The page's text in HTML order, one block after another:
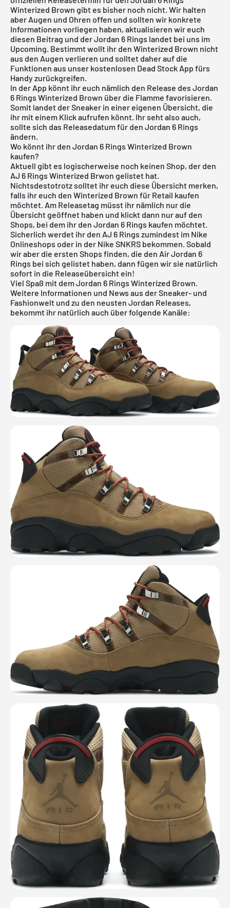
Winterized Brown gibt es bisher noch nicht. Wir halten
aber Augen und Ohren offen und sollten wir konkrete
Informationen vorliegen haben, aktualisieren wir euch
diesen Beitrag und der Jordan 6 Rings landet bei uns im
Upcoming. Bestimmt wollt ihr den Winterized Brown nicht
aus den Augen verlieren und solltet daher auf die
Funktionen aus unser kostenlosen Dead Stock App fürs
Handy zurückgreifen.
In der App könnt ihr euch nämlich den Release des Jordan
6 Rings Winterized Brown über die Flamme favorisieren.
Somit landet der Sneaker in einer eigenen Übersicht, die
ihr mit einem Klick aufrufen könnt. Ihr seht also auch,
sollte sich das Releasedatum für den Jordan 6 Rings
ändern.
Wo könnt ihr den Jordan 6 Rings Winterized Brown
kaufen?
Aktuell gibt es logischerweise noch keinen Shop, der den
AJ 6 Rings Winterized Brwon gelistet hat.
Nichtsdestotrotz solltet ihr euch diese Übersicht merken,
falls ihr euch den Winterized Brown für Retail kaufen
möchtet. Am Releasetag müsst ihr nämlich nur die
Übersicht geöffnet haben und klickt dann nur auf den
Shops, bei dem ihr den Jordan 6 Rings kaufen möchtet.
Sicherlich werdet ihr den AJ 6 Rings zumindest im Nike
Onlineshops oder in der Nike SNKRS bekommen. Sobald
wir aber die ersten Shops finden, die den Air Jordan 6
Rings bei sich gelistet haben, dann fügen wir sie natürlich
sofort in die Releaseübersicht ein!
Viel Spaß mit dem Jordan 6 Rings Winterized Brown.
Weitere Informationen und News aus der Sneaker- und
Fashionwelt und zu den neusten Jordan Releases,
bekommt ihr natürlich auch über folgende Kanäle: